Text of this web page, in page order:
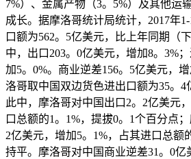
7%）、金属产物（3。5%）及其他运
成长。据摩洛哥统计局统计，2017年
口额为562。5亿美元，比上年同期（
中，出口203。0亿美元，增加8。3%
加5。0%。商业逆差156。5亿美元，
洛哥取中国双边货色进出口额为35。4
此中，摩洛哥对中国出口2。2亿美元
口总额的1。1%，提拔0。1个百分点
2亿美元，增加5。1%，占其进口总额
持平。摩洛哥对中国商业逆差31。0亿